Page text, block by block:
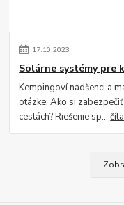
17.10.2023
Solárne systémy pre
Kempingoví nadšenci a
otázke: Ako si
cestách? Riešenie sp...